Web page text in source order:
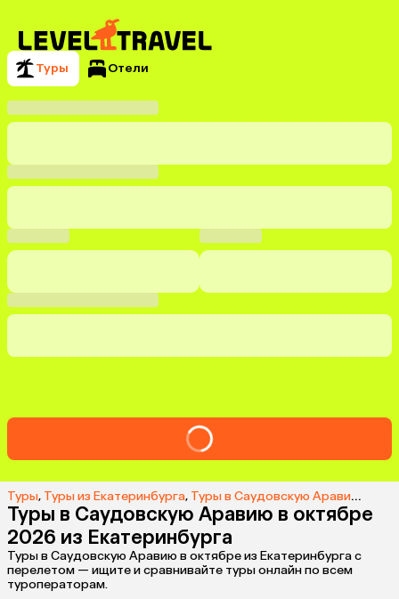
Туры Отели
Туры, Туры из Екатеринбурга, Туры в Саудовскую Аравию из Екатеринбурга
Туры в Саудовскую Аравию в октябре
2026 из Екатеринбурга
Туры в Саудовскую Аравию в октябре из Екатеринбурга с
перелетом — ищите и сравнивайте туры онлайн по всем
туроператорам.